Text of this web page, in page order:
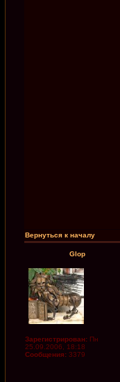
Вернуться к началу
Glop
Зарегистрирован: Пн
25.09.2006, 18:18
Сообщения: 3379